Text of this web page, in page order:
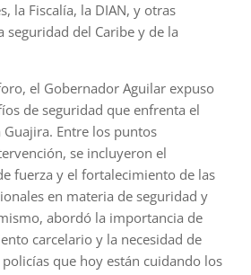
la Fiscalía, la DIAN, y otras
seguridad del Caribe y de la
el Gobernador Aguilar expuso
de seguridad que enfrenta el
Entre los puntos
se incluyeron el
fuerza y el fortalecimiento de las
en materia de seguridad y
abordó la importancia de
carcelario y la necesidad de
que hoy están cuidando los